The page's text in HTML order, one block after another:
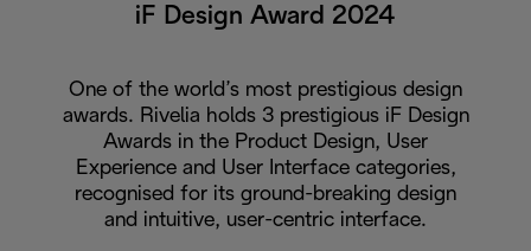
iF Design Award 2024
One of the world’s most prestigious design
awards. Rivelia holds 3 prestigious iF Design
Awards in the Product Design, User
Experience and User Interface categories,
recognised for its ground-breaking design
and intuitive, user-centric interface.